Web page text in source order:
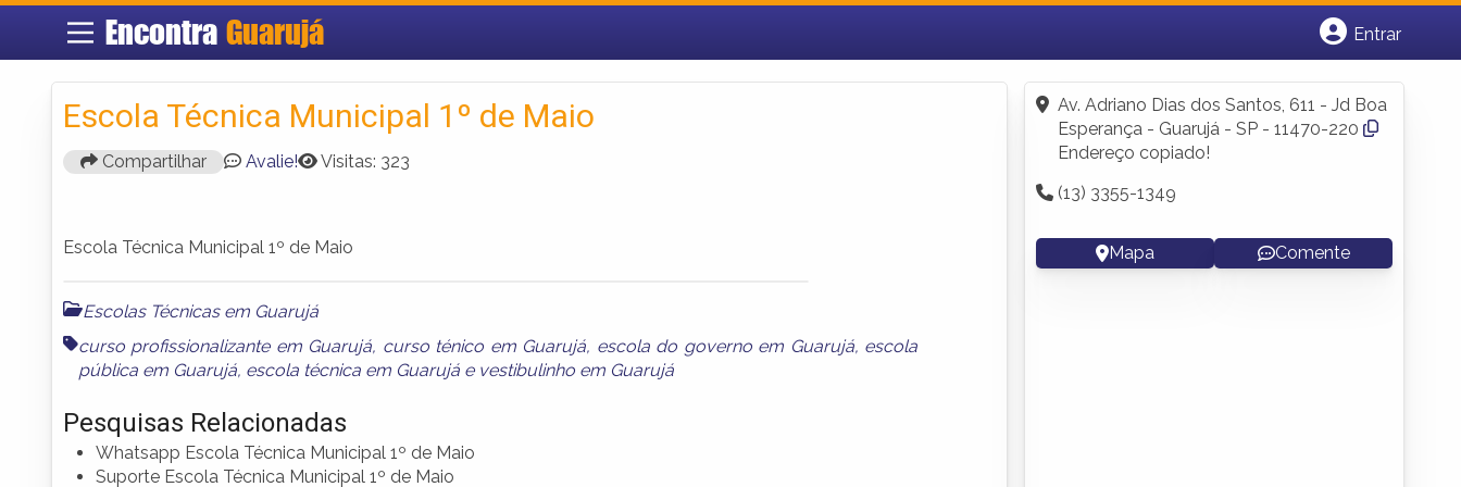
EncontraGuarujá
Entrar
Fazer login
Criar conta
Escola Técnica Municipal 1º de Maio
Compartilhar Avalie! Visitas: 323
Escola Técnica Municipal 1º de Maio
Escolas Técnicas em Guarujá
curso profissionalizante em Guarujá, curso ténico em Guarujá, escola do governo em Guarujá, escola
pública em Guarujá, escola técnica em Guarujá e vestibulinho em Guarujá
Pesquisas Relacionadas
Whatsapp Escola Técnica Municipal 1º de Maio
Suporte Escola Técnica Municipal 1º de Maio
Av. Adriano Dias dos Santos, 611 - Jd Boa
Esperança - Guarujá - SP - 11470-220
Endereço copiado!
(13) 3355-1349
Mapa Comente